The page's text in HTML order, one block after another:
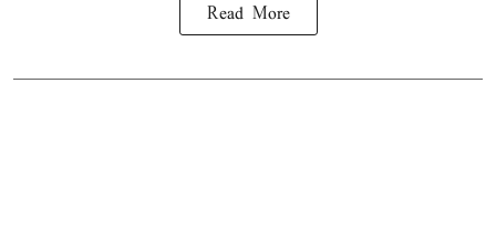
Read More